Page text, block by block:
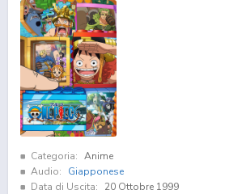
Categoria: Anime
Audio:
Giapponese
Data di Uscita:
20 Ottobre 1999